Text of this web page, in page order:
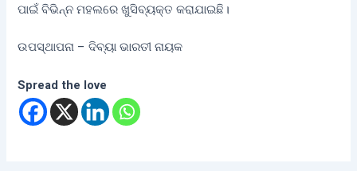
ପାଇଁ ବିଭିନ୍ନ ମହଲରେ ଖୁସିବ୍ୟକ୍ତ କରାଯାଇଛି।
ଉପସ୍ଥାପନା – ଦିବ୍ୟା ଭାରତୀ ନାୟକ
Spread the love